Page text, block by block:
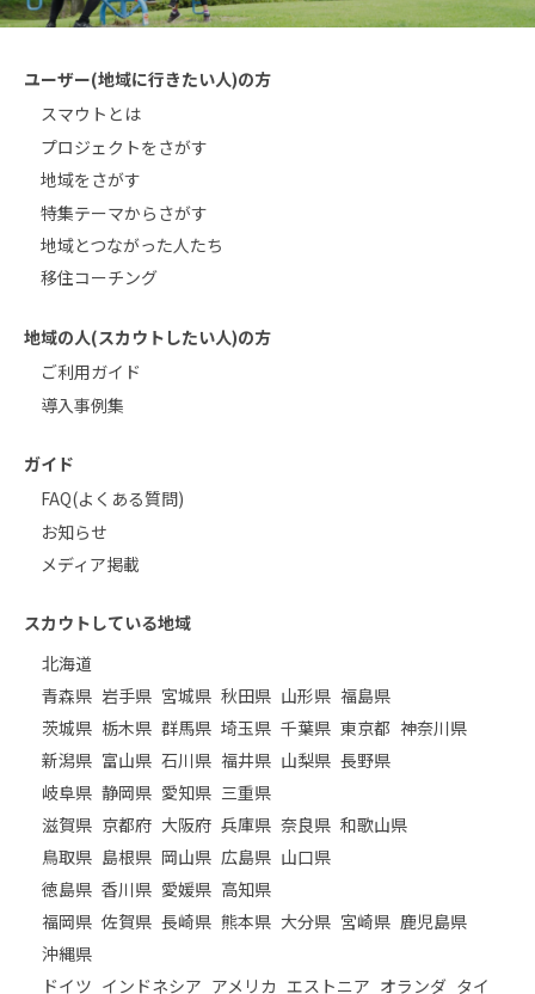
ユーザー(地域に行きたい人)の方
スマウトとは
プロジェクトをさがす
地域をさがす
特集テーマからさがす
地域とつながった人たち
移住コーチング
地域の人(スカウトしたい人)の方
ご利用ガイド
導入事例集
ガイド
FAQ(よくある質問)
お知らせ
メディア掲載
スカウトしている地域
北海道
青森県 岩手県 宮城県 秋田県 山形県 福島県
茨城県 栃木県 群馬県 埼玉県 千葉県 東京都 神奈川県
新潟県 富山県 石川県 福井県 山梨県 長野県
岐阜県 静岡県 愛知県 三重県
滋賀県 京都府 大阪府 兵庫県 奈良県 和歌山県
鳥取県 島根県 岡山県 広島県 山口県
徳島県 香川県 愛媛県 高知県
福岡県 佐賀県 長崎県 熊本県 大分県 宮崎県 鹿児島県
沖縄県
ドイツ インドネシア アメリカ エストニア オランダ タイ